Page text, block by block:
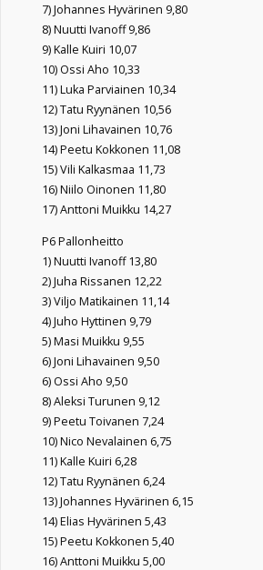
7) Johannes Hyvärinen 9,80
8) Nuutti Ivanoff 9,86
9) Kalle Kuiri 10,07
10) Ossi Aho 10,33
11) Luka Parviainen 10,34
12) Tatu Ryynänen 10,56
13) Joni Lihavainen 10,76
14) Peetu Kokkonen 11,08
15) Vili Kalkasmaa 11,73
16) Niilo Oinonen 11,80
17) Anttoni Muikku 14,27
P6 Pallonheitto
1) Nuutti Ivanoff 13,80
2) Juha Rissanen 12,22
3) Viljo Matikainen 11,14
4) Juho Hyttinen 9,79
5) Masi Muikku 9,55
6) Joni Lihavainen 9,50
6) Ossi Aho 9,50
8) Aleksi Turunen 9,12
9) Peetu Toivanen 7,24
10) Nico Nevalainen 6,75
11) Kalle Kuiri 6,28
12) Tatu Ryynänen 6,24
13) Johannes Hyvärinen 6,15
14) Elias Hyvärinen 5,43
15) Peetu Kokkonen 5,40
16) Anttoni Muikku 5,00